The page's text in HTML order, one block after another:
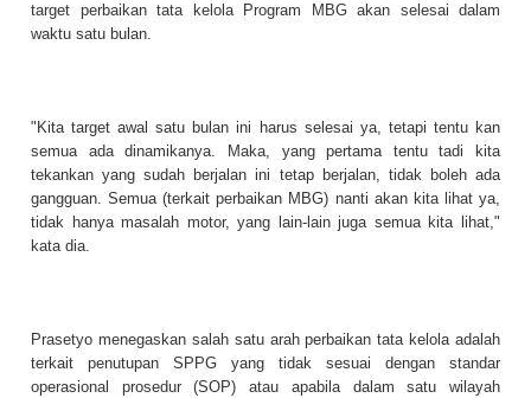
target perbaikan tata kelola Program MBG akan selesai dalam
waktu satu bulan.
"Kita target awal satu bulan ini harus selesai ya, tetapi tentu kan
semua ada dinamikanya. Maka, yang pertama tentu tadi kita
tekankan yang sudah berjalan ini tetap berjalan, tidak boleh ada
gangguan. Semua (terkait perbaikan MBG) nanti akan kita lihat ya,
tidak hanya masalah motor, yang lain-lain juga semua kita lihat,"
kata dia.
Prasetyo menegaskan salah satu arah perbaikan tata kelola adalah
terkait penutupan SPPG yang tidak sesuai dengan standar
operasional prosedur (SOP) atau apabila dalam satu wilayah